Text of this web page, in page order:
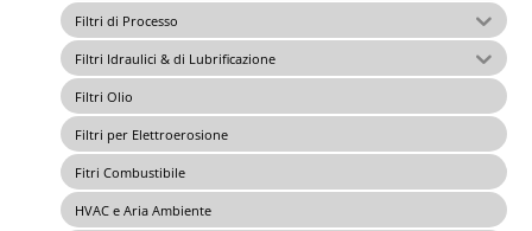
Filtri di Processo
Filtri Idraulici & di Lubrificazione
Filtri Olio
Filtri per Elettroerosione
Fitri Combustibile
HVAC e Aria Ambiente